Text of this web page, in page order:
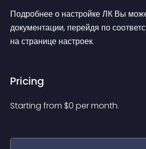
Подробнее о настройке ЛК Вы
документации, перейдя по
на странице настроек.
Pricing
Starting from $0 per month.